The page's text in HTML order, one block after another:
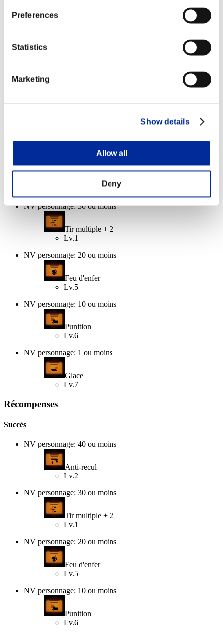
Preferences
Statistics
Marketing
Show details
Allow all
Deny
NV personnage: 10 ou moins
NV personnage: 40 ou moins
NV personnage: 30 ou moins
Tir multiple + 2
Lv.1
NV personnage: 20 ou moins
Feu d'enfer
Lv.5
NV personnage: 10 ou moins
Punition
Lv.6
NV personnage: 1 ou moins
Glace
Lv.7
Récompenses
Succès
NV personnage: 40 ou moins
Anti-recul
Lv.2
NV personnage: 30 ou moins
Tir multiple + 2
Lv.1
NV personnage: 20 ou moins
Feu d'enfer
Lv.5
NV personnage: 10 ou moins
Punition
Lv.6